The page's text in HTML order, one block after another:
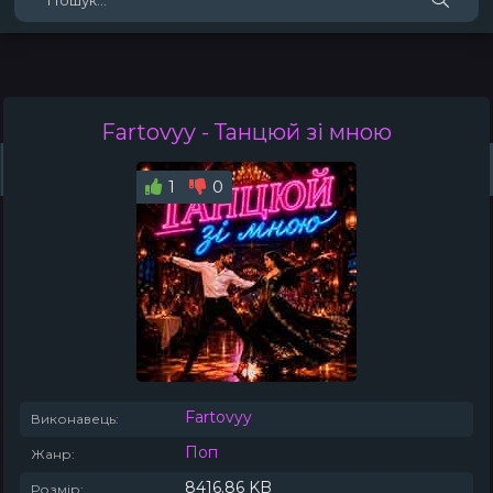
Топ 100 Тренди Плейлист (0)
Fartovyy- Танцюй зі мною
1 0
Виконавець: Fartovyy
Жанр: Поп
Розмір: 8416.86 KB